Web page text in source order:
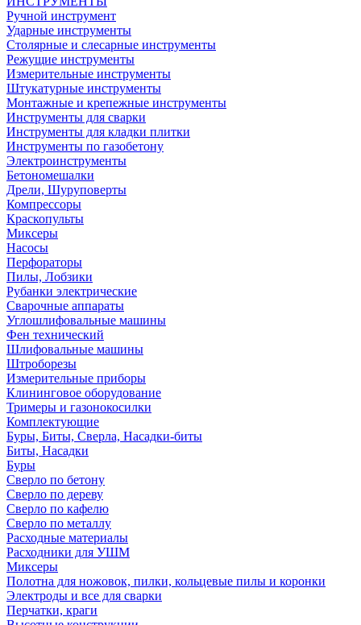
Ручной инструмент
Ударные инструменты
Столярные и слесарные инструменты
Режущие инструменты
Измерительные инструменты
Штукатурные инструменты
Монтажные и крепежные инструменты
Инструменты для сварки
Инструменты для кладки плитки
Инструменты по газобетону
Электроинструменты
Бетономешалки
Дрели, Шуруповерты
Компрессоры
Краскопульты
Миксеры
Насосы
Перфораторы
Пилы, Лобзики
Рубанки электрические
Сварочные аппараты
Углошлифовальные машины
Фен технический
Шлифовальные машины
Штроборезы
Измерительные приборы
Клининговое оборудование
Тримеры и газонокосилки
Комплектующие
Буры, Биты, Сверла, Насадки-биты
Биты, Насадки
Буры
Сверло по бетону
Сверло по дереву
Сверло по кафелю
Сверло по металлу
Расходные материалы
Расходники для УШМ
Миксеры
Полотна для ножовок, пилки, кольцевые пилы и коронки
Электроды и все для сварки
Перчатки, краги